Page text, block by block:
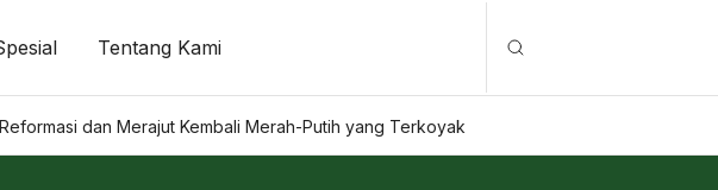
Tentang Kami
dan Merajut Kembali Merah-Putih yang Terkoyak